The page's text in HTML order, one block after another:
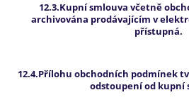
12.3.Kupní smlouva včetně
archivována prodávajícím v
přístupná.
12.4.Přílohu obchodních podmínek
odstoupení od kupní